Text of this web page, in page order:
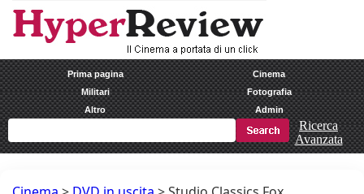
Prima pagina
Cinema
Militari
Fotografia
Altro
Admin
Ricerca
Avanzata